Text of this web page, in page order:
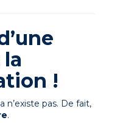
!
n’existe pas. De fait,
.